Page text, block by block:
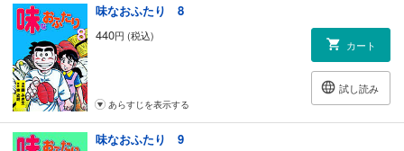
味なおふたり 8
440円 (税込)
カート
試し読み
あらすじを表示する
味なおふたり 9